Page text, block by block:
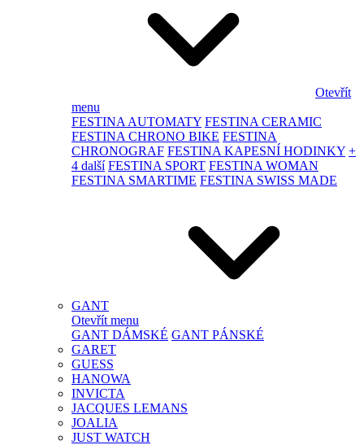
Otevřít
menu
FESTINA AUTOMATY FESTINA CERAMIC
FESTINA CHRONO BIKE FESTINA
CHRONOGRAF FESTINA KAPESNÍ HODINKY +
4 další FESTINA SPORT FESTINA WOMAN
FESTINA SMARTIME FESTINA SWISS MADE
GANT
Otevřít menu
GANT DÁMSKÉ GANT PÁNSKÉ
GARET
GUESS
HANOWA
INVICTA
JACQUES LEMANS
JOALIA
JUST WATCH